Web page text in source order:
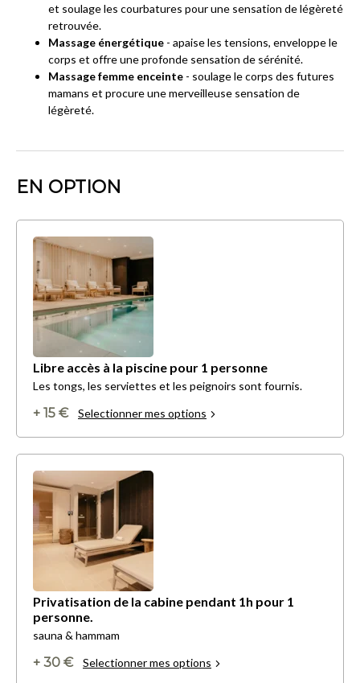
et soulage les courbatures pour une sensation de légèreté
retrouvée.
Massage énergétique - apaise les tensions, enveloppe le
corps et offre une profonde sensation de sérénité.
Massage femme enceinte - soulage le corps des futures
mamans et procure une merveilleuse sensation de
légèreté.
EN OPTION
Libre accès à la piscine pour 1 personne
Les tongs, les serviettes et les peignoirs sont fournis.
+ 15 € Selectionner mes options
Privatisation de la cabine pendant 1h pour 1
personne.
sauna & hammam
+ 30 € Selectionner mes options